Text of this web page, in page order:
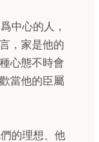
中心的人，
，家是他的
心態不時會
當他的臣屬
的理想、他